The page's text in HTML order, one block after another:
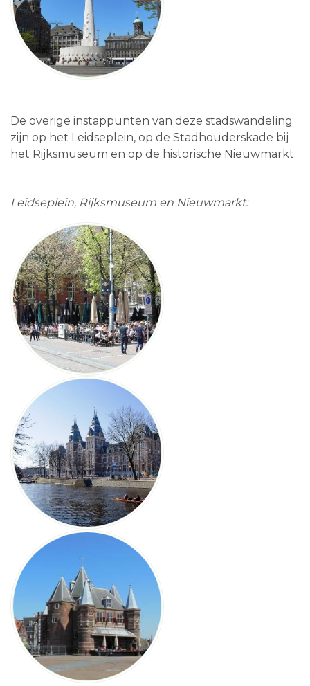
De overige instappunten van deze stadswandeling
zijn op het Leidseplein, op de Stadhouderskade bij
het Rijksmuseum en op de historische Nieuwmarkt.
Leidseplein, Rijksmuseum en Nieuwmarkt: